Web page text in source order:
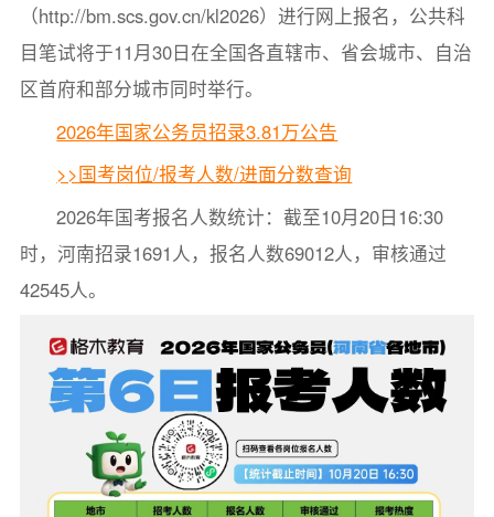
（http://bm.scs.gov.cn/kl2026）进行网上报名，公共科
目笔试将于11月30日在全国各直辖市、省会城市、自治
区首府和部分城市同时举行。
2026年国家公务员招录3.81万公告
>>国考岗位/报考人数/进面分数查询
2026年国考报名人数统计：截至10月20日16:30
时，河南招录1691人，报名人数69012人，审核通过
42545人。